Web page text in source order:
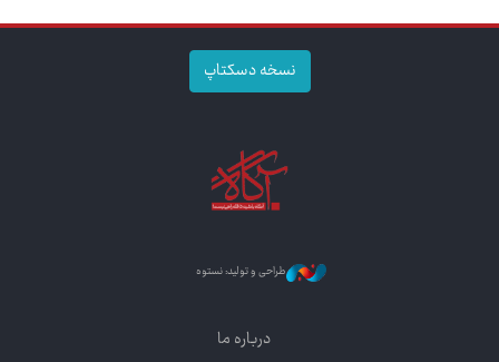
نسخه دسکتاپ
طراحی و تولید: نستوه
درباره ما